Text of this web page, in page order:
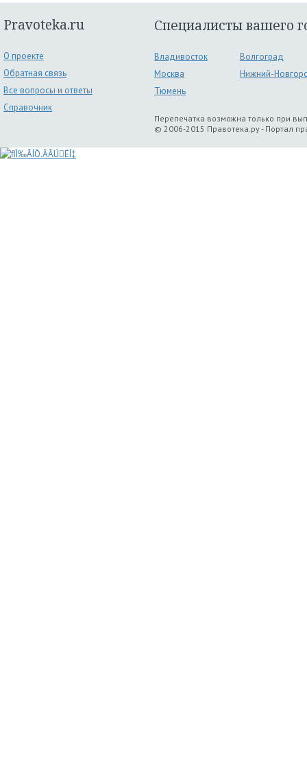
Pravoteka.ru
О проекте
Обратная связь
Все вопросы и ответы
Справочник
Специалисты вашего
Владивосток
Волгоград
Москва
Нижний-
Тюмень
Перепечатка возможна только при
© 2006-2015 Правотека.ру - Портал